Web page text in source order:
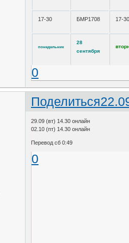
17-30 БМР1708 17-
понедельник
28
сентября
0
Поделиться
29.09 (вт) 14.30 онлайн
02.10 (пт) 14.30 онлайн
Перевод сб 0:49
0